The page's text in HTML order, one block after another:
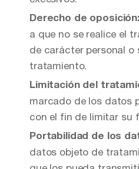
Derecho de oposición:
a que no se realice el
de carácter personal o
tratamiento.
Limitación del
marcado de los datos
con el fin de limitar su
Portabilidad de los
datos objeto de